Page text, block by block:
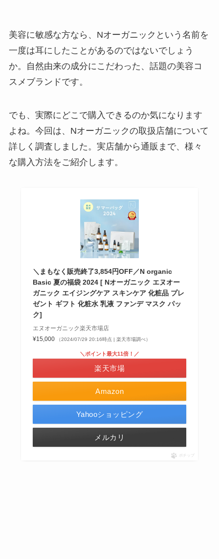
美容に敏感な方なら、Nオーガニックという名前を
一度は耳にしたことがあるのではないでしょう
か。自然由来の成分にこだわった、話題の美容コ
スメブランドです。
でも、実際にどこで購入できるのか気になります
よね。今回は、Nオーガニックの取扱店舗について
詳しく調査しました。実店舗から通販まで、様々
な購入方法をご紹介します。
＼まもなく販売終了3,854円OFF／N organic
Basic 夏の福袋 2024 [ Nオーガニック エヌオー
ガニック エイジングケア スキンケア 化粧品 プレ
ゼント ギフト 化粧水 乳液 ファンデ マスク パッ
ク]
エヌオーガニック楽天市場店
¥15,000
（2024/07/29 20:16時点 | 楽天市場調べ）
Amazon
＼ポイント最大11倍！／
楽天市場
Yahooショッピング
メルカリ
ポチップ